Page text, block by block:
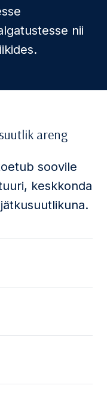
nii
areng
soovile
keskkonda